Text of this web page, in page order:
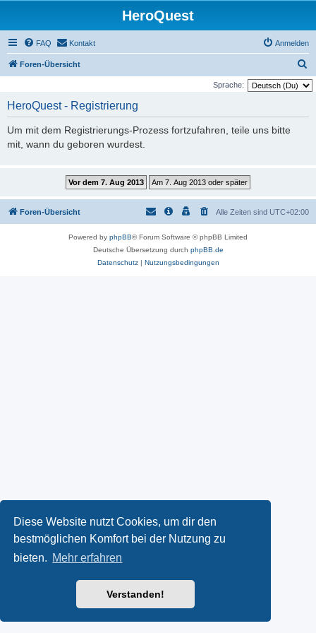
Diese Website nutzt Cookies, um dir den
bestmöglichen Komfort bei der Nutzung zu
bieten. Mehr erfahren
Verstanden!
HeroQuest
FAQ Kontakt Anmelden
Foren-Übersicht
u
Sprache:
HeroQuest - Registrierung
Um mit dem Registrierungs-Prozess fortzufahren, teile uns bitte
mit, wann du geboren wurdest.
Foren-Übersicht Alle Zeiten sind UTC+02:00
Powered by phpBB® Forum Software © phpBB Limited
Deutsche Übersetzung durch phpBB.de
Datenschutz| Nutzungsbedingungen